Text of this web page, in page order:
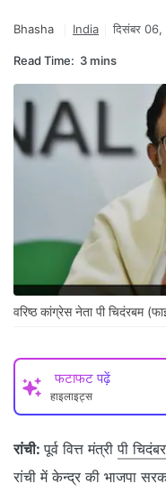
Bhasha India दिसंबर
Read Time: 3 mins
वरिष्‍ठ कांग्रेस नेता पी चिदंरबम
फटाफट पढ़ें
हाइलाइट्स
रांची: पूर्व वित्त मंत्रीपी
रांची में केन्द्र की भाजपा